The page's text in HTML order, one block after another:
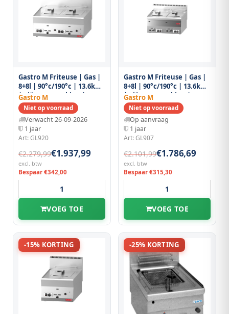
Gastro M Friteuse | Gas |
8+8l | 90°c/190°c | 13.6kw
| Piëzo Ontsteking |
Aftapkran |
700x650x280(h)mm
Gastro M
Niet op voorraad
Verwacht 26-09-2026
1 jaar
Art: GL920
€2.279,99€1.937,99
excl. btw
Bespaar €342,00
VOEG TOE
Gastro M Friteuse | Gas |
8+8l | 90°c/190°c | 13.6kw
| Piëzo Ontsteking |
Aftapkranen |
600x600x280(h)mm
Gastro M
Niet op voorraad
Op aanvraag
1 jaar
Art: GL907
€2.101,99€1.786,69
excl. btw
Bespaar €315,30
VOEG TOE
-15% KORTING -25% KORTING